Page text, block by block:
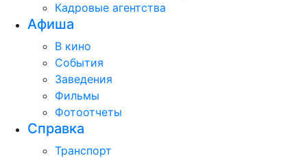
Кадровые агентства
Афиша
В кино
События
Заведения
Фильмы
Фотоотчеты
Справка
Транспорт